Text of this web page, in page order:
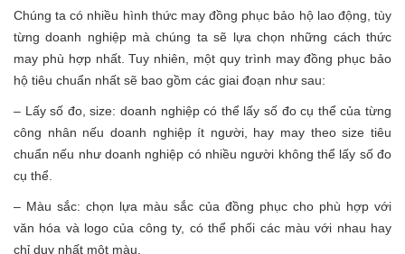
Chúng ta có nhiều hình thức may đồng phục bảo hộ lao động, tùy
từng doanh nghiệp mà chúng ta sẽ lựa chọn những cách thức
may phù hợp nhất. Tuy nhiên, một quy trình may đồng phục bảo
hộ tiêu chuẩn nhất sẽ bao gồm các giai đoạn như sau:
– Lấy số đo, size: doanh nghiệp có thể lấy số đo cụ thể của từng
công nhân nếu doanh nghiệp ít người, hay may theo size tiêu
chuẩn nếu như doanh nghiệp có nhiều người không thể lấy số đo
cụ thể.
– Màu sắc: chọn lựa màu sắc của đồng phục cho phù hợp với
văn hóa và logo của công ty, có thể phối các màu với nhau hay
chỉ duy nhất một màu.